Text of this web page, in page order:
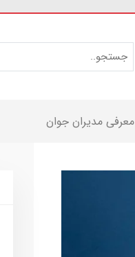
معرفی مدیران جوان